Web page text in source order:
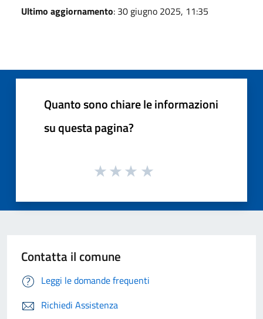
Ultimo aggiornamento: 30 giugno 2025, 11:35
Quanto sono chiare le informazioni
su questa pagina?
Contatta il comune
Leggi le domande frequenti
Richiedi Assistenza